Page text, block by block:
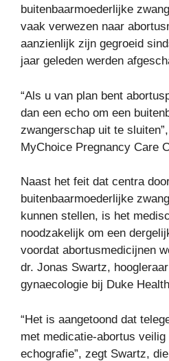
buitenbaarmoederlijke
vaak verwezen naar
aanzienlijk zijn gegroeid
jaar geleden werden
“Als u van plan bent
dan een echo om een
zwangerschap uit te
MyChoice Pregnancy Care
Naast het feit dat centra
buitenbaarmoederlijke
kunnen stellen, is het
noodzakelijk om een
voordat abortusmedicijnen
dr. Jonas Swartz,
gynaecologie bij Duke
“Het is aangetoond dat
met medicatie-abortus
echografie”, zegt Swartz,